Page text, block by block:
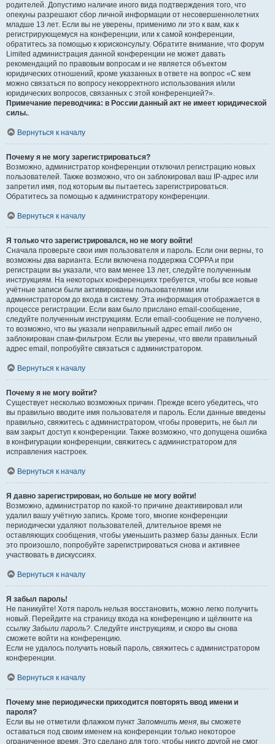
родителей. Допустимо наличие иного вида подтверждения того, что
опекуны разрешают сбор личной информации от несовершеннолетних
младше 13 лет. Если вы не уверены, применимо ли это к вам, как к
регистрирующемуся на конференции, или к самой конференции,
обратитесь за помощью к юрисконсульту. Обратите внимание, что форум
Limited администрация данной конференции не может давать
рекомендаций по правовым вопросам и не является объектом
юридических отношений, кроме указанных в ответе на вопрос «С кем
можно связаться по вопросу некорректного использования и/или
юридических вопросов, связанных с этой конференцией?».
Примечание переводчика: в России данный акт не имеет юридической
силы..
Вернуться к началу
Почему я не могу зарегистрироваться?
Возможно, администратор конференции отключил регистрацию новых
пользователей. Также возможно, что он заблокировал ваш IP-адрес или
запретил имя, под которым вы пытаетесь зарегистрироваться.
Обратитесь за помощью к администратору конференции.
Вернуться к началу
Я только что зарегистрировался, но не могу войти!
Сначала проверьте свои имя пользователя и пароль. Если они верны, то
возможны два варианта. Если включена поддержка COPPA и при
регистрации вы указали, что вам менее 13 лет, следуйте полученным
инструкциям. На некоторых конференциях требуется, чтобы все новые
учётные записи были активированы пользователями или
администратором до входа в систему. Эта информация отображается в
процессе регистрации. Если вам было прислано email-сообщение,
следуйте полученным инструкциям. Если email-сообщение не получено,
то возможно, что вы указали неправильный адрес email либо он
заблокирован спам-фильтром. Если вы уверены, что ввели правильный
адрес email, попробуйте связаться с администратором.
Вернуться к началу
Почему я не могу войти?
Существует несколько возможных причин. Прежде всего убедитесь, что
вы правильно вводите имя пользователя и пароль. Если данные введены
правильно, свяжитесь с администратором, чтобы проверить, не был ли
вам закрыт доступ к конференции. Также возможно, что допущена ошибка
в конфигурации конференции, свяжитесь с администратором для
исправления настроек.
Вернуться к началу
Я давно зарегистрирован, но больше не могу войти!
Возможно, администратор по какой-то причине деактивировал или
удалил вашу учётную запись. Кроме того, многие конференции
периодически удаляют пользователей, длительное время не
оставляющих сообщения, чтобы уменьшить размер базы данных. Если
это произошло, попробуйте зарегистрироваться снова и активнее
участвовать в дискуссиях.
Вернуться к началу
Я забыл пароль!
Не паникуйте! Хотя пароль нельзя восстановить, можно легко получить
новый. Перейдите на страницу входа на конференцию и щёлкните на
ссылку Забыли пароль?. Следуйте инструкциям, и скоро вы снова
сможете войти на конференцию.
Если не удалось получить новый пароль, свяжитесь с администратором
конференции.
Вернуться к началу
Почему мне периодически приходится повторять ввод имени и
пароля?
Если вы не отметили флажком пункт Запомнить меня, вы сможете
оставаться под своим именем на конференции только некоторое
ограниченное время. Это сделано для того, чтобы никто другой не смог